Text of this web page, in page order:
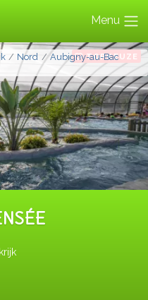
Menu
TOPKEUZE
Nord
Aubigny-au-Bac